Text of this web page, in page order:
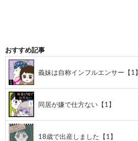
おすすめ記事
義妹は自称インフルエンサー【1】
同居が嫌で仕方ない【1】
18歳で出産しました【1】